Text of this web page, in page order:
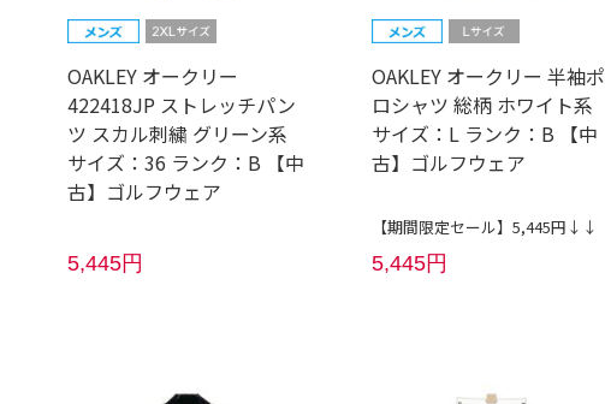
OAKLEY オークリー
422418JP ストレッチパン
ツ スカル刺繍 グリーン系
サイズ：36 ランク：B 【中
古】ゴルフウェア
5,445円
OAKLEY オークリー 半袖ポ
ロシャツ 総柄 ホワイト系
サイズ：L ランク：B 【中
古】ゴルフウェア
【期間限定セール】5,445円↓↓
5,445円